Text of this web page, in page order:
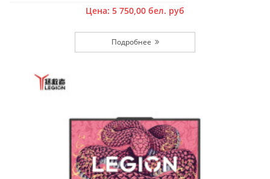
Цена: 5 750,00 бел. руб